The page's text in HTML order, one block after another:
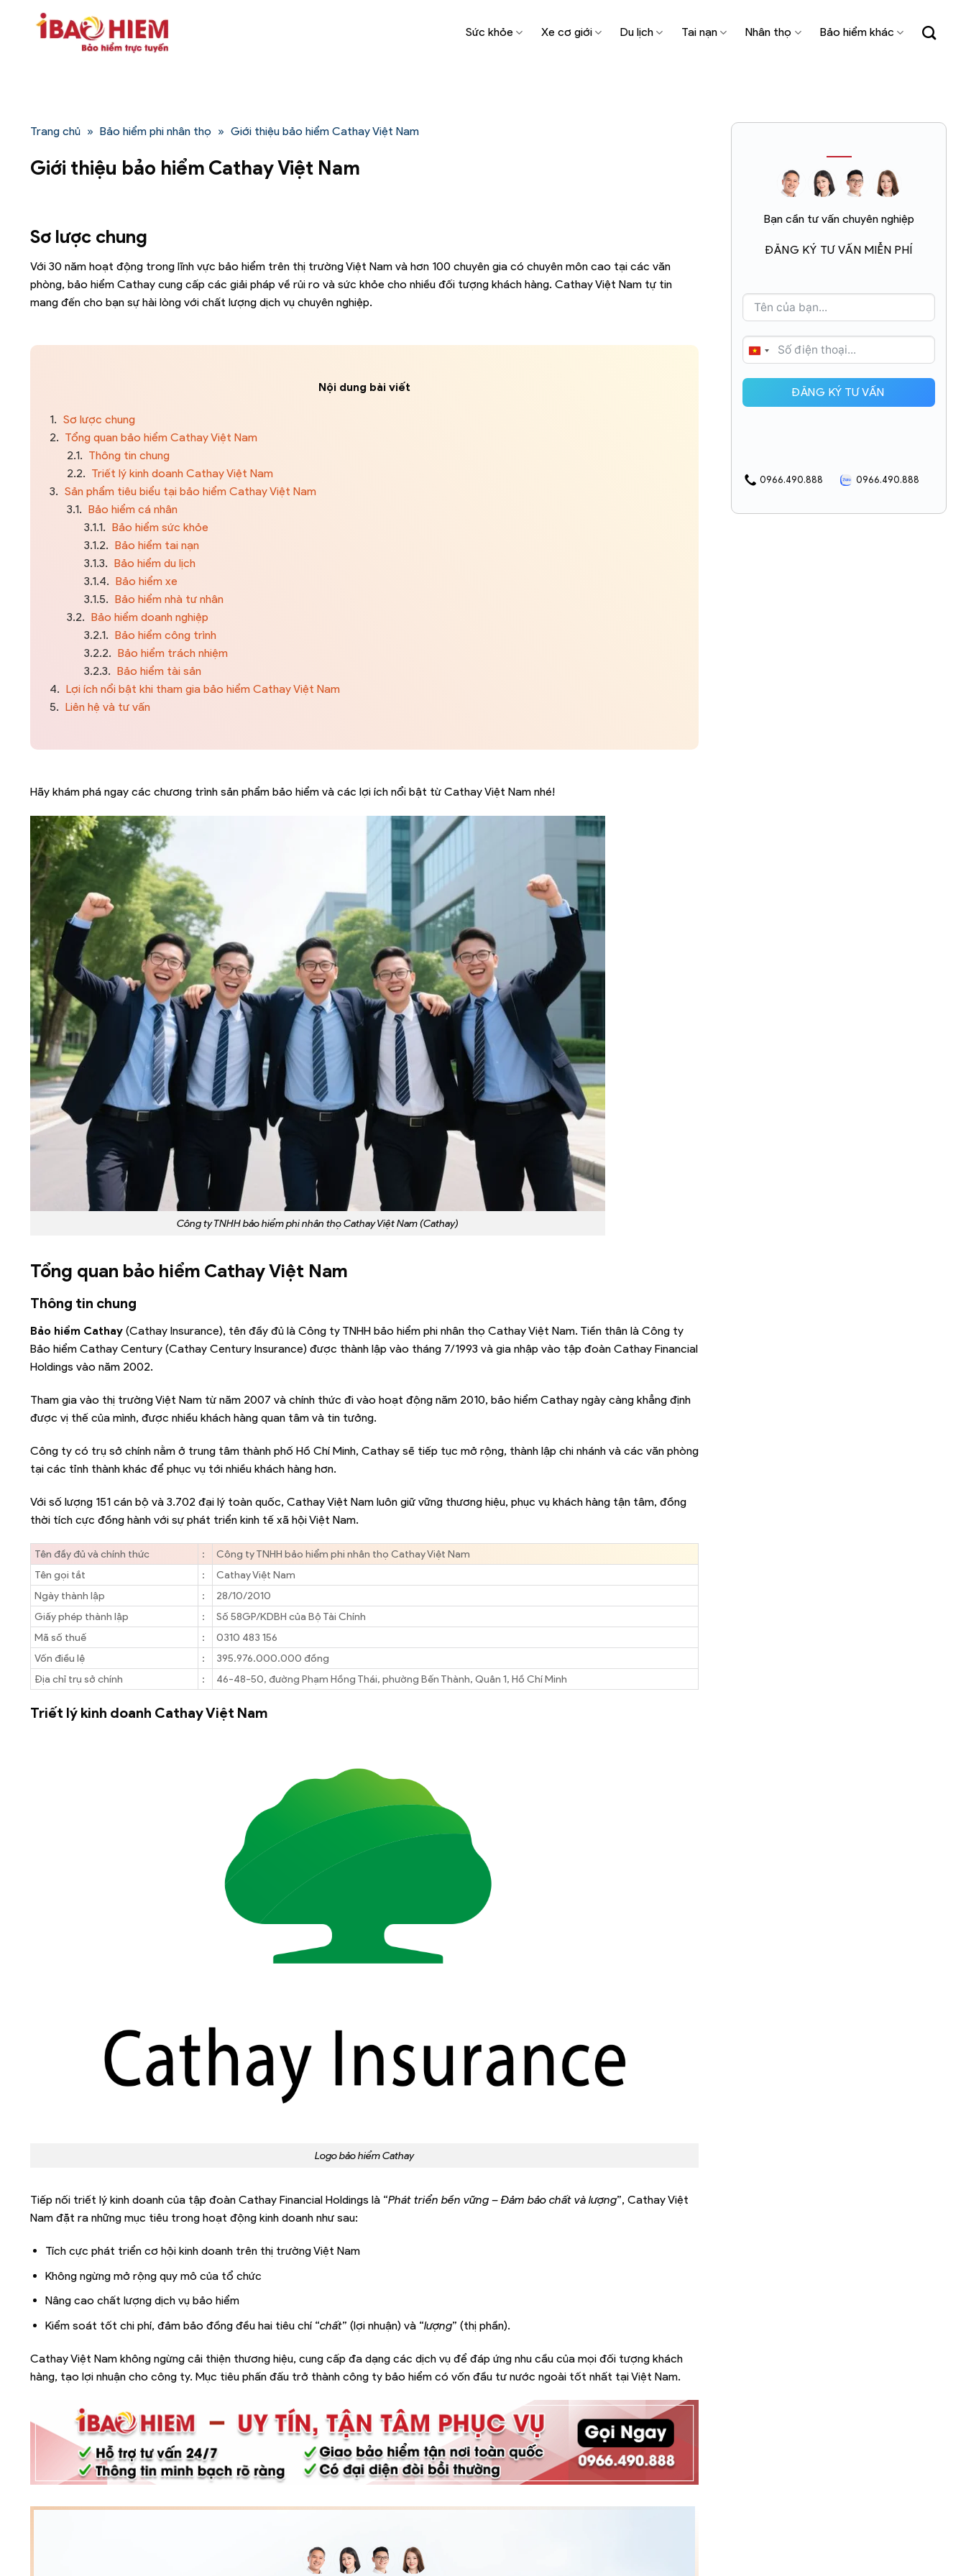
Sức khỏe Xe cơ giới Du lịch Tai nạn Nhân thọ Bảo hiểm khác
Trang chủ » Bảo hiểm phi nhân thọ » Giới thiệu bảo hiểm Cathay Việt Nam
Giới thiệu bảo hiểm Cathay Việt Nam
Sơ lược chung
Với 30 năm hoạt động trong lĩnh vực bảo hiểm trên thị trường Việt Nam và hơn 100 chuyên gia có chuyên môn cao tại các văn
phòng, bảo hiểm Cathay cung cấp các giải pháp về rủi ro và sức khỏe cho nhiều đối tượng khách hàng. Cathay Việt Nam tự tin
mang đến cho bạn sự hài lòng với chất lượng dịch vụ chuyên nghiệp.
Nội dung bài viết
1. Sơ lược chung
2. Tổng quan bảo hiểm Cathay Việt Nam
2.1. Thông tin chung
2.2. Triết lý kinh doanh Cathay Việt Nam
3. Sản phẩm tiêu biểu tại bảo hiểm Cathay Việt Nam
3.1. Bảo hiểm cá nhân
3.1.1. Bảo hiểm sức khỏe
3.1.2. Bảo hiểm tai nạn
3.1.3. Bảo hiểm du lịch
3.1.4. Bảo hiểm xe
3.1.5. Bảo hiểm nhà tư nhân
3.2. Bảo hiểm doanh nghiệp
3.2.1. Bảo hiểm công trình
3.2.2. Bảo hiểm trách nhiệm
3.2.3. Bảo hiểm tài sản
4. Lợi ích nổi bật khi tham gia bảo hiểm Cathay Việt Nam
5. Liên hệ và tư vấn
Hãy khám phá ngay các chương trình sản phẩm bảo hiểm và các lợi ích nổi bật từ Cathay Việt Nam nhé!
Công ty TNHH bảo hiểm phi nhân thọ Cathay Việt Nam (Cathay)
Tổng quan bảo hiểm Cathay Việt Nam
Thông tin chung
Bảo hiểm Cathay (Cathay Insurance), tên đầy đủ là Công ty TNHH bảo hiểm phi nhân thọ Cathay Việt Nam. Tiền thân là Công ty
Bảo hiểm Cathay Century (Cathay Century Insurance) được thành lập vào tháng 7/1993 và gia nhập vào tập đoàn Cathay Financial
Holdings vào năm 2002.
Tham gia vào thị trường Việt Nam từ năm 2007 và chính thức đi vào hoạt động năm 2010, bảo hiểm Cathay ngày càng khẳng định
được vị thế của mình, được nhiều khách hàng quan tâm và tin tưởng.
Công ty có trụ sở chính nằm ở trung tâm thành phố Hồ Chí Minh, Cathay sẽ tiếp tục mở rộng, thành lập chi nhánh và các văn phòng
tại các tỉnh thành khác để phục vụ tới nhiều khách hàng hơn.
Với số lượng 151 cán bộ và 3.702 đại lý toàn quốc, Cathay Việt Nam luôn giữ vững thương hiệu, phục vụ khách hàng tận tâm, đồng
thời tích cực đồng hành với sự phát triển kinh tế xã hội Việt Nam.
Tên đầy đủ và chính thức :
Công ty TNHH bảo hiểm phi nhân thọ Cathay Việt Nam
Tên gọi tắt
:
Cathay Việt Nam
Ngày thành lập
:
28/10/2010
Giấy phép thành lập
:
Số 58GP/KDBH của Bộ Tài Chính
Mã số thuế
:
0310 483 156
Vốn điều lệ
:
395.976.000.000 đồng
Địa chỉ trụ sở chính
: 46-48-50, đường Phạm Hồng Thái, phường Bến Thành, Quân 1, Hồ Chí Minh
Triết lý kinh doanh Cathay Việt Nam
Logo bảo hiểm Cathay
Tiếp nối triết lý kinh doanh của tập đoàn Cathay Financial Holdings là “Phát triển bền vững – Đảm bảo chất và lượng”, Cathay Việt
Nam đặt ra những mục tiêu trong hoạt động kinh doanh như sau:
Tích cực phát triển cơ hội kinh doanh trên thị trường Việt Nam
Không ngừng mở rộng quy mô của tổ chức
Nâng cao chất lượng dịch vụ bảo hiểm
Kiểm soát tốt chi phí, đảm bảo đồng đều hai tiêu chí “chất” (lợi nhuận) và “lượng” (thị phần).
Cathay Việt Nam không ngừng cải thiện thương hiệu, cung cấp đa dạng các dịch vụ để đáp ứng nhu cầu của mọi đối tượng khách
hàng, tạo lợi nhuận cho công ty. Mục tiêu phấn đấu trở thành công ty bảo hiểm có vốn đầu tư nước ngoài tốt nhất tại Việt Nam.
Bạn cần tư vấn chuyên nghiệp
ĐĂNG KÝ TƯ VẤN MIỄN PHÍ
VIETNAM
ĐĂNG KÝ TƯ VẤN
0966.490.888 0966.490.888